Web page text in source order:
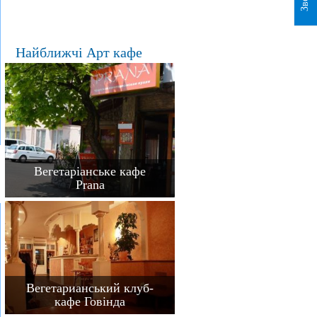
Найближчі Арт кафе
Вегетаріанське кафе
Prana
Вегетарианський клуб-
кафе Говінда